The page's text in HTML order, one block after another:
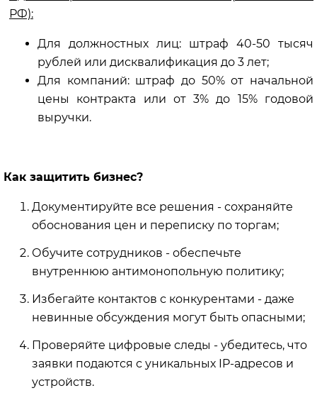
РФ):
Для должностных лиц: штраф 40-50 тысяч
рублей или дисквалификация до 3 лет;
Для компаний: штраф до 50% от начальной
цены контракта или от 3% до 15% годовой
выручки.
Как защитить бизнес?
Документируйте все решения - сохраняйте
обоснования цен и переписку по торгам;
Обучите сотрудников - обеспечьте
внутреннюю антимонопольную политику;
Избегайте контактов с конкурентами - даже
невинные обсуждения могут быть опасными;
Проверяйте цифровые следы - убедитесь, что
заявки подаются с уникальных IP-адресов и
устройств.